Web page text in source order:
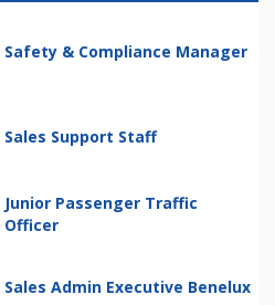
Safety & Compliance Manager
Sales Support Staff
Junior Passenger Traffic
Officer
Sales Admin Executive Benelux